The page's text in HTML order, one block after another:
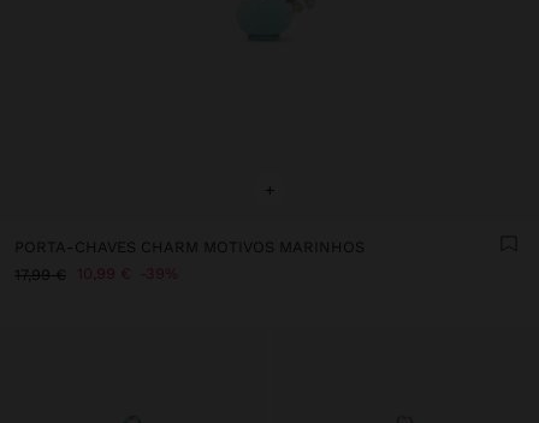
+
PORTA-CHAVES CHARM MOTIVOS MARINHOS
17,99 €
10,99 € 39%